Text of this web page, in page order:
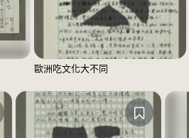
歐洲吃文化大不同